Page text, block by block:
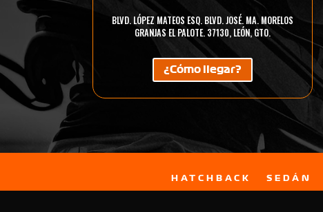
BLVD. LÓPEZ MATEOS ESQ. BLVD. JOSÉ. MA. MORELOS
GRANJAS EL PALOTE. 37130, LEÓN, GTO.
¿Cómo llegar?
HATCHBACK SEDÁN